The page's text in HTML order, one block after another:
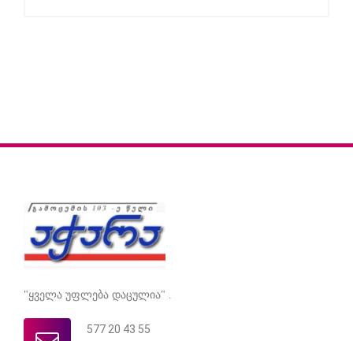
"ყველა უფლება დაცულია" .
577 20 43 55